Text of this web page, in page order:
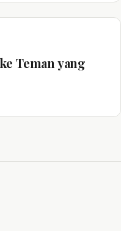
Teman yang